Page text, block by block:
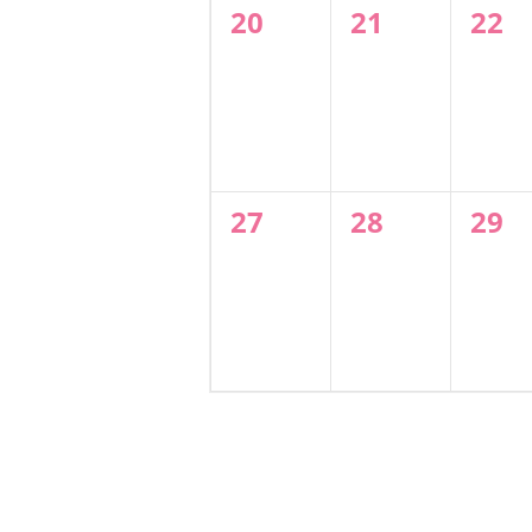
0
20
0
21
0
22
0
27
0
28
0
29